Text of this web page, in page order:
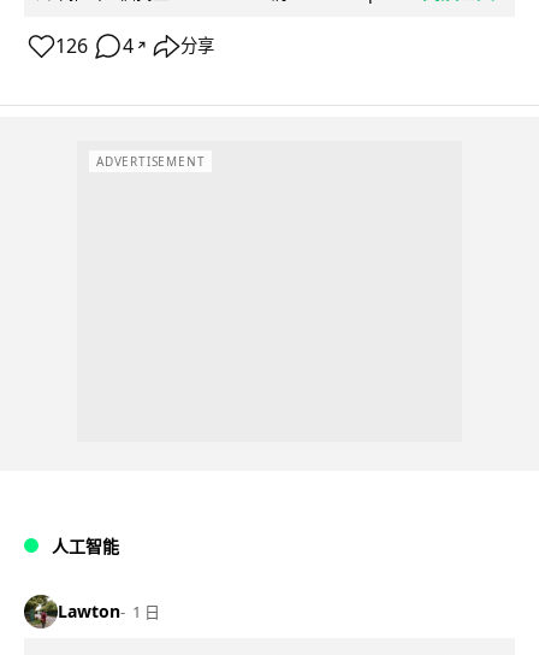
126 4 ↗ 分享
ADVERTISEMENT
人工智能
Lawton 1 日